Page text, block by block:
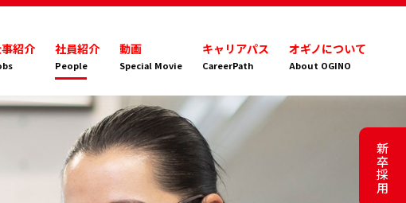
紹介 社員紹介
People
動画
Special Movie
キャリアパス
CareerPath
オギノについて
About OGINO
新卒採用